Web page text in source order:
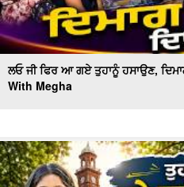
ਲਓ ਜੀ ਫਿਰ ਆ ਗਏ ਤੁਹਾਨੂੰ ਹਸਾਉਣ,
With Megha